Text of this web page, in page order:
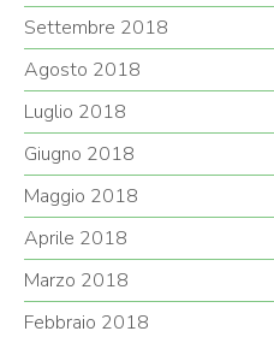
Settembre 2018
Agosto 2018
Luglio 2018
Giugno 2018
Maggio 2018
Aprile 2018
Marzo 2018
Febbraio 2018